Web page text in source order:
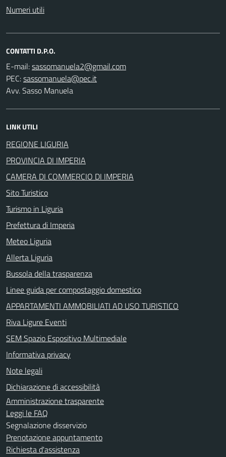
Numeri utili
CONTATTI D.P.O.
E-mail:
PEC:
Avv. Sasso Manuela
LINK UTILI
REGIONE LIGURIA
PROVINCIA DI IMPERIA
CAMERA DI COMMERCIO DI IMPERIA
Sito Turistico
Turismo in Liguria
Prefettura di Imperia
Meteo Liguria
Allerta Liguria
Bussola della trasparenza
Linee guida per compostaggio domestico
APPARTAMENTI AMMOBILIATI AD USO TURISTICO
Riva Ligure Eventi
SEM Spazio Espositivo Multimediale
Informativa privacy
Note legali
Dichiarazione di accessibilità
Amministrazione trasparente
Leggi le FAQ
Segnalazione disservizio
Prenotazione appuntamento
Richiesta d'assistenza